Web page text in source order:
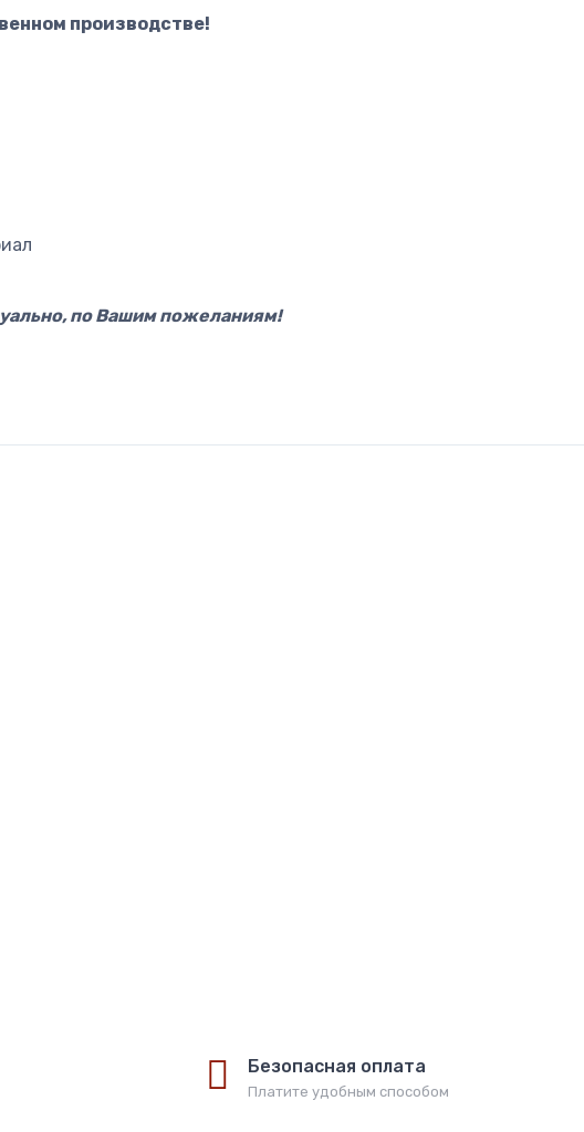
производстве!
по Вашим пожеланиям!
Безопасная оплата
Платите удобным способом